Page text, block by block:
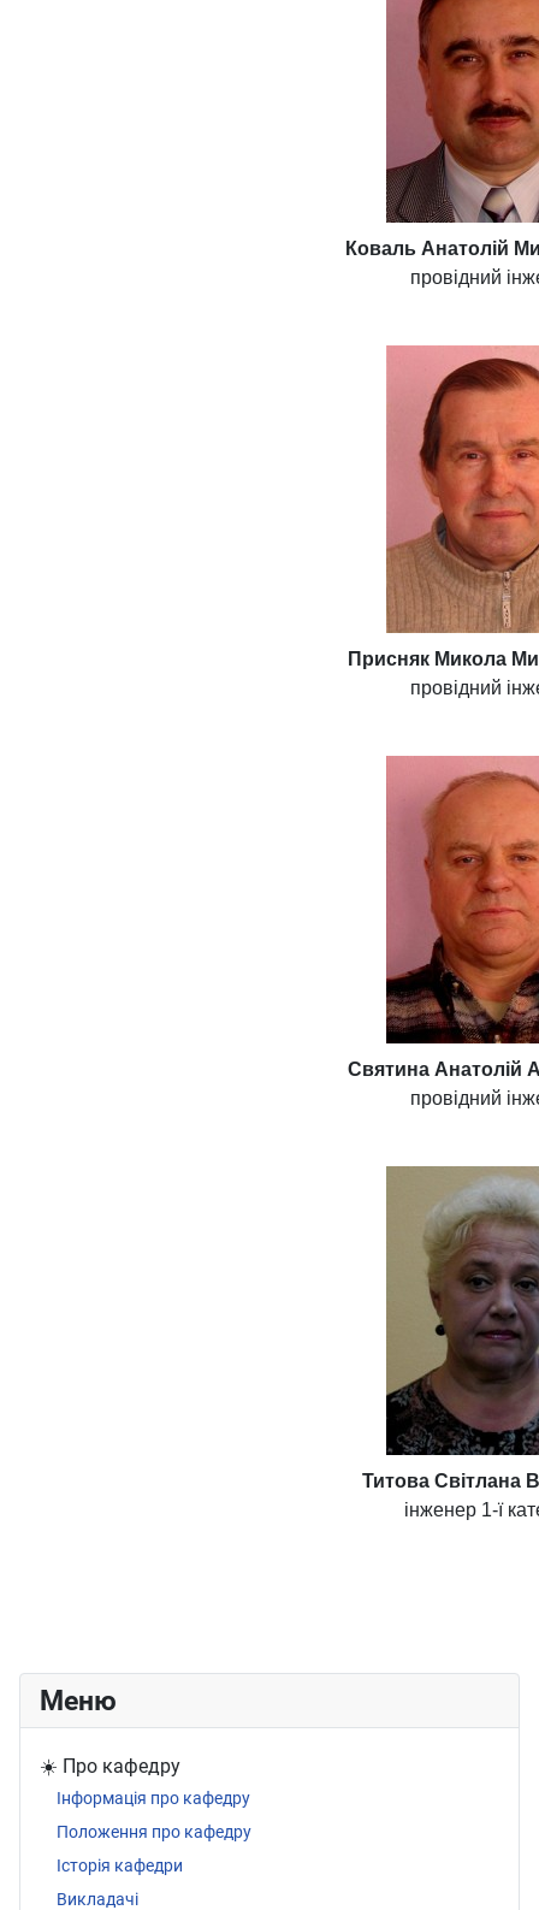
Меню
☀️ Про кафедру
Інформація про кафедру
Положення про кафедру
Історія кафедри
Викладачі
Коваль Анатолій
провідний
Присняк Микола
провідний
Святина Анатолій
провідний
Титова Світлана
інженер 1-ї